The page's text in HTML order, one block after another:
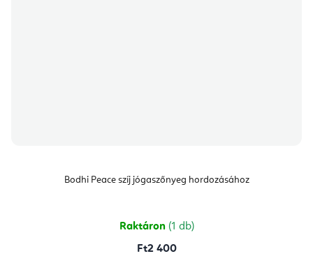
Bodhi Peace szíj jógaszőnyeg hordozásához
Raktáron (1 db)
Ft2 400